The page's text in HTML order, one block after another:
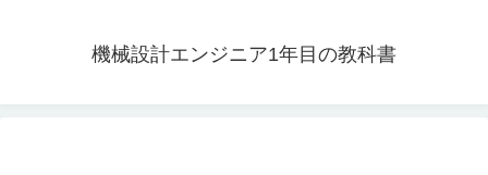
機械設計エンジニア1年目の教科書